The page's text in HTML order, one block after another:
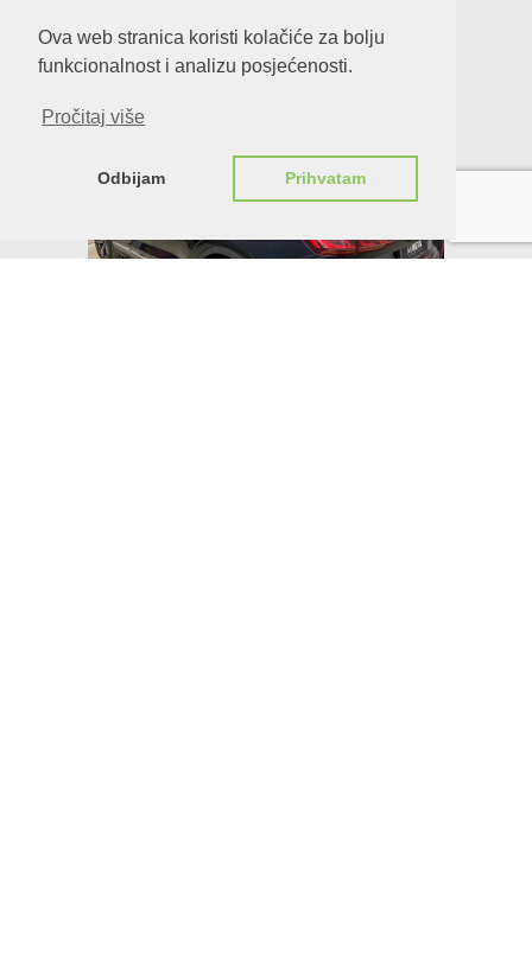
Ova web stranica koristi kolačiće za bolju
funkcionalnost i analizu posjećenosti.
Pročitaj više
Odbijam Prihvatam